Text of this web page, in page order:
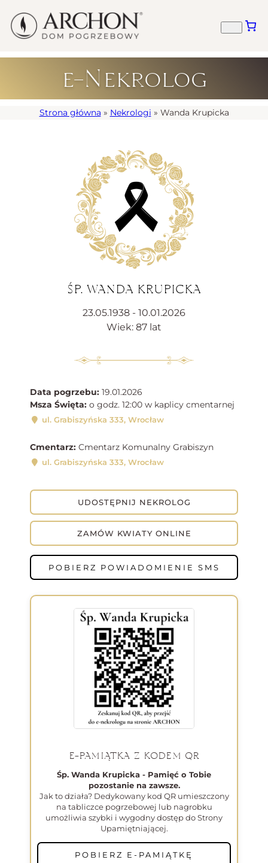
e-Nekrolog
Strona główna » Nekrologi » Wanda Krupicka
ŚP. WANDA KRUPICKA
23.05.1938 - 10.01.2026
Wiek: 87 lat
Data pogrzebu: 19.01.2026
Msza Święta: o godz. 12:00 w kaplicy cmentarnej
ul. Grabiszyńska 333, Wrocław
Cmentarz: Cmentarz Komunalny Grabiszyn
ul. Grabiszyńska 333, Wrocław
UDOSTĘPNIJ NEKROLOG
ZAMÓW KWIATY ONLINE
POBIERZ POWIADOMIENIE SMS
E-PAMIĄTKA Z KODEM QR
Śp. Wanda Krupicka - Pamięć o Tobie
pozostanie na zawsze.
Jak to działa? Dedykowany kod QR umieszczony
na tabliczce pogrzebowej lub nagrobku
umożliwia szybki i wygodny dostęp do Strony
Upamiętniającej.
POBIERZ E-PAMIĄTKĘ